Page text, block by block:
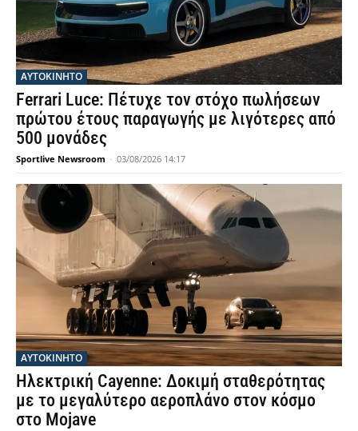
ΑΥΤΟΚΙΝΗΤΟ
Ferrari Luce: Πέτυχε τον στόχο πωλήσεων
πρώτου έτους παραγωγής με λιγότερες από
500 μονάδες
Sportlive Newsroom - 03/08/2026 14:17
ΑΥΤΟΚΙΝΗΤΟ
Ηλεκτρική Cayenne: Δοκιμή σταθερότητας
με το μεγαλύτερο αεροπλάνο στον κόσμο
στο Mojave